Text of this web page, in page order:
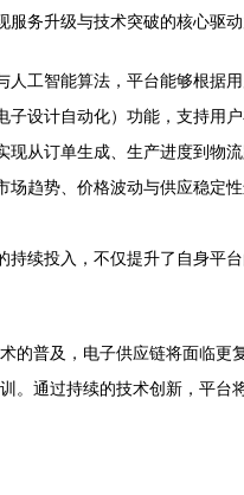
服务升级与技术突破的核心驱
人工智能算法，平台能够根据
子设计自动化）功能，支持用
现从订单生成、生产进度到物
场趋势、价格波动与供应稳定
持续投入，不仅提升了自身平
的普及，电子供应链将面临
。通过持续的技术创新，平台